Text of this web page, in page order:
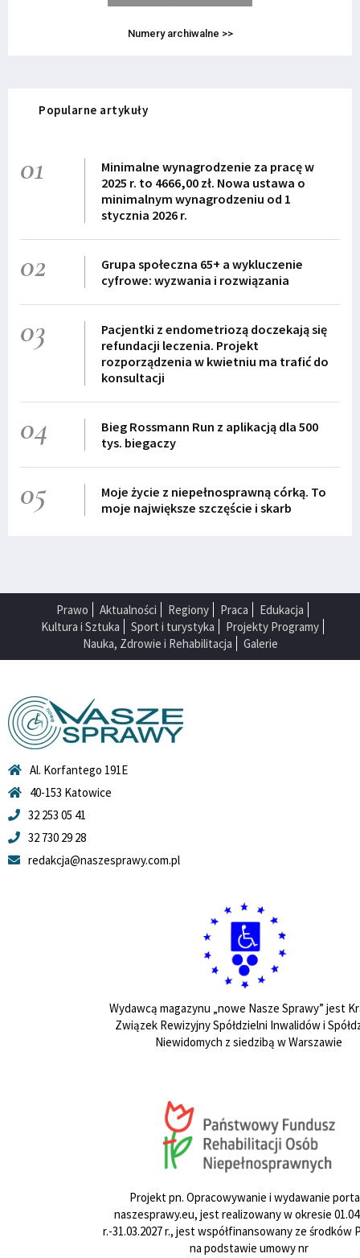
Numery archiwalne >>
Popularne artykuły
01
Minimalne wynagrodzenie za pracę w
2025 r. to 4666,00 zł. Nowa ustawa o
minimalnym wynagrodzeniu od 1
stycznia 2026 r.
02
Grupa społeczna 65+ a wykluczenie
cyfrowe: wyzwania i rozwiązania
03
Pacjentki z endometriozą doczekają się
refundacji leczenia. Projekt
rozporządzenia w kwietniu ma trafić do
konsultacji
04
Bieg Rossmann Run z aplikacją dla 500
tys. biegaczy
05
Moje życie z niepełnosprawną córką. To
moje największe szczęście i skarb
Prawo Aktualności Regiony Praca
Edukacja
Kultura i Sztuka
Sport i turystyka
Projekty Programy
Nauka, Zdrowie i Rehabilitacja
Galerie
Al. Korfantego 191E
40-153 Katowice
32 253 05 41
32 730 29 28
redakcja@naszesprawy.com.pl
Wydawcą magazynu „nowe Nasze Sprawy” jest
Związek Rewizyjny Spółdzielni Inwalidów i
Niewidomych z siedzibą w Warszawie
Projekt pn. Opracowywanie i wydawanie
naszesprawy.eu, jest realizowany w okresie
r.-31.03.2027 r., jest współfinansowany ze środków
na podstawie umowy nr